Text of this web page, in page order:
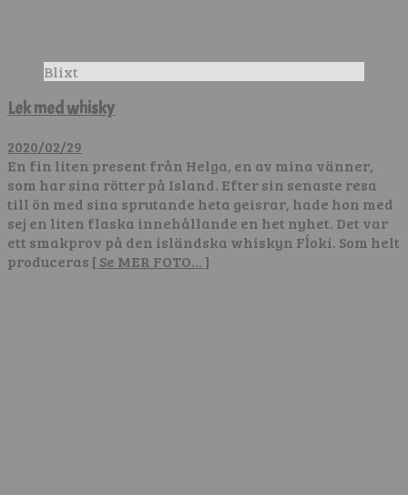
Blixt
Lek med whisky
2020/02/29
En fin liten present från Helga, en av mina vänner,
som har sina rötter på Island. Efter sin senaste resa
till ön med sina sprutande heta geisrar, hade hon med
sej en liten flaska innehållande en het nyhet. Det var
ett smakprov på den isländska whiskyn Fĺoki. Som helt
produceras [ Se MER FOTO… ]